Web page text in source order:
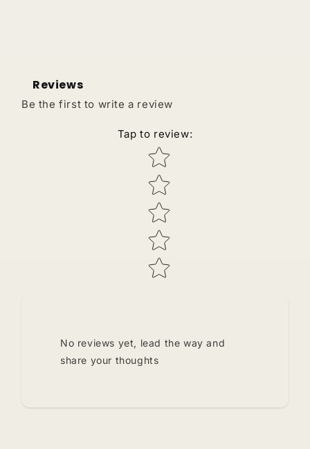
Reviews
Be the first to write a review
Tap to review:
Star rating
No reviews yet, lead the way and
share your thoughts